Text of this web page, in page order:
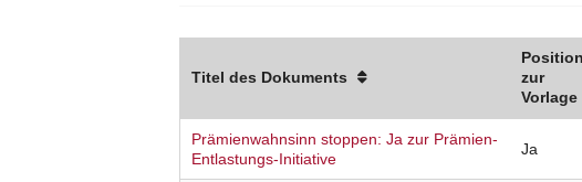
Titel des Dokuments
Position
zur
Vorlage
Prämienwahnsinn stoppen: Ja zur Prämien-
Entlastungs-Initiative
Ja